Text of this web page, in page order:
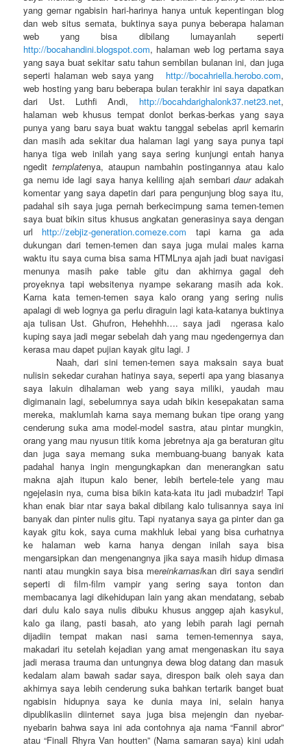
yang gemar ngabisin hari-harinya hanya untuk kepentingan blog
dan web situs semata, buktinya saya punya beberapa halaman
web yang bisa dibilang lumayanlah seperti
http://bocahandini.blogspot.com, halaman web log pertama saya
yang saya buat sekitar satu tahun sembilan bulanan ini, dan juga
seperti halaman web saya yang http://bocahriella.herobo.com,
web hosting yang baru beberapa bulan terakhir ini saya dapatkan
dari Ust. Luthfi Andi, http://bocahdarighalonk37.net23.net,
halaman web khusus tempat donlot berkas-berkas yang saya
punya yang baru saya buat waktu tanggal sebelas april kemarin
dan masih ada sekitar dua halaman lagi yang saya punya tapi
hanya tiga web inilah yang saya sering kunjungi entah hanya
ngedittemplatenya, ataupun nambahin postingannya atau kalo
ga nemu ide lagi saya hanya keliling ajah sembaridauradakah
komentar yang saya dapetin dari para pengunjung blog saya itu,
padahal sih saya juga pernah berkecimpung sama temen-temen
saya buat bikin situs khusus angkatan generasinya saya dengan
url http://zebjiz-generation.comeze.com tapi karna ga ada
dukungan dari temen-temen dan saya juga mulai males karna
waktu itu saya cuma bisa sama HTMLnya ajah jadi buat navigasi
menunya masih pake table gitu dan akhirnya gagal deh
proyeknya tapi websitenya nyampe sekarang masih ada kok.
Karna kata temen-temen saya kalo orang yang sering nulis
apalagi di web lognya ga perlu diraguin lagi kata-katanya buktinya
aja tulisan Ust. Ghufron, Hehehhh…. saya jadi ngerasa kalo
kuping saya jadi megar sebelah dah yang mau ngedengernya dan
kerasa mau dapet pujian kayak gitu lagi.J
Naah, dari sini temen-temen saya maksain saya buat
nulisin sekedar curahan hatinya saya, seperti apa yang biasanya
saya lakuin dihalaman web yang saya miliki, yaudah mau
digimanain lagi, sebelumnya saya udah bikin kesepakatan sama
mereka, maklumlah karna saya memang bukan tipe orang yang
cenderung suka ama model-model sastra, atau pintar mungkin,
orang yang mau nyusun titik koma jebretnya aja ga beraturan gitu
dan juga saya memang suka membuang-buang banyak kata
padahal hanya ingin mengungkapkan dan menerangkan satu
makna ajah itupun kalo bener, lebih bertele-tele yang mau
ngejelasin nya, cuma bisa bikin kata-kata itu jadi mubadzir! Tapi
khan enak biar ntar saya bakal dibilang kalo tulisannya saya ini
banyak dan pinter nulis gitu. Tapi nyatanya saya ga pinter dan ga
kayak gitu kok, saya cuma makhluk lebai yang bisa curhatnya
ke halaman web karna hanya dengan inilah saya bisa
mengarsipkan dan mengenangnya jika saya masih hidup dimasa
nanti atau mungkin saya bisa mereinkarnasikan diri saya sendiri
seperti di film-film vampir yang sering saya tonton dan
membacanya lagi dikehidupan lain yang akan mendatang, sebab
dari dulu kalo saya nulis dibuku khusus anggep ajah kasykul,
kalo ga ilang, pasti basah, ato yang lebih parah lagi pernah
dijadiin tempat makan nasi sama temen-temennya saya,
makadari itu setelah kejadian yang amat mengenaskan itu saya
jadi merasa trauma dan untungnya dewa blog datang dan masuk
kedalam alam bawah sadar saya, direspon baik oleh saya dan
akhirnya saya lebih cenderung suka bahkan tertarik banget buat
ngabisin hidupnya saya ke dunia maya ini, selain hanya
dipublikasiin diinternet saya juga bisa mejengin dan nyebar-
nyebarin bahwa saya ini ada contohnya aja nama “Fannil abror”
atau “Finall Rhyra Van houtten” (Nama samaran saya) kini udah